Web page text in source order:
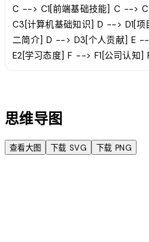
C --> C1[前端基础技能] C -->
C3[计算机基础知识] D --> D1[
二简介] D --> D3[个人贡献] E
E2[学习态度] F --> F1[公司认知
思维导图
查看大图 下载 SVG 下载 PNG